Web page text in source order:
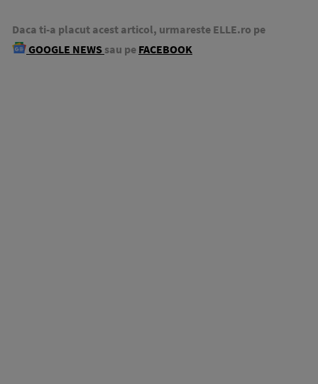
Daca ti-a placut acest articol, urmareste ELLE.ro pe
GOOGLE NEWS sau pe FACEBOOK